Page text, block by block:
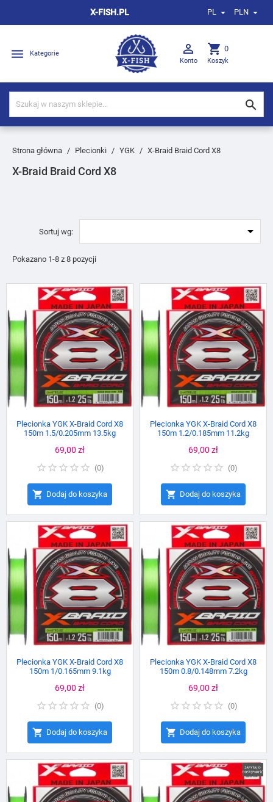
X-FISH.PL PL  PLN 
 Kategorie 
Konto
shopping_cart 0
Koszyk

Strona główna Plecionki YGK X-Braid Braid Cord X8
X-Braid Braid Cord X8
Sortuj wg: 
Pokazano 1-8 z 8 pozycji
Plecionka YGK X-Braid Cord X8
150m 1.5/0.205mm 13.5kg
Cena
69,00 zł
(0)
 Dodaj do koszyka
Plecionka YGK X-Braid Cord X8
150m 1.2/0.185mm 11.2kg
Cena
69,00 zł
(0)
 Dodaj do koszyka
Plecionka YGK X-Braid Cord X8
150m 1/0.165mm 9.1kg
Cena
69,00 zł
(0)
 Dodaj do koszyka
Plecionka YGK X-Braid Cord X8
150m 0.8/0.148mm 7.2kg
Cena
69,00 zł
(0)
 Dodaj do koszyka